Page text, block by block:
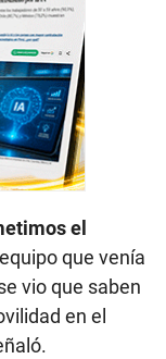
el
que venía
vio que saben
en el